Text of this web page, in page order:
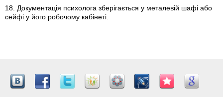
18. Документація психолога зберігається у металевій шафі або
сейфі у його робочому кабінеті.